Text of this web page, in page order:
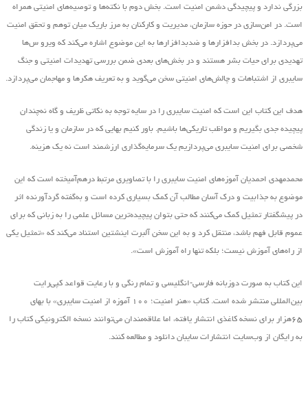
بزرگی ندارد و پیچیدگی دشمن امنیت است. بخش دوم با نکته‌ها و توصیه‌های امنیتی همراه
است. در امن‌سازی در حوزه‌ سازمان، مدیریت و کارکنان به مرز باریک میان توهم و تحقق امنیت
می‌پردازد. در بخش بدافزارها و ضدبدافزارها به این موضوع اشاره می‌کند که ویرو س‌ها
تهدیدی برای حیات بشر هستند و در بخش‌های بعدی ضمن بررسی تهدیدات امنیتی و جنگ
سایبری از اشتباهات و چالش‌های امنیتی سخن می‌گوید و به تعریف هکرها و مهاجمان می‌پردازد.
هدف این کتاب این است که امنیت سایبری را در سایه توجه به نکاتی ظریف و گاه نه‌چندان
پیچیده جدی بگیریم و مواظب تاریکی‌ها باشیم. باور کنیم بهایی که در سازمان و یا زندگی
شخصی برای امنیت سایبری می‌پردازیم یک سرمایه‌گذاری ارزشمند است نه یک هزینه.
محمدمهدی احمدیان آموزه‌های امنیت سایبری را با تصاویری مرتبط درهم‌آمیخته است که این
موضوع به جذابیت و درک آسان مطالب آن کمک بسیاری کرده است و به‌گفته گردآورنده اثر
در پیشگفتار تمثیل کمک می‌کنند که حتی بتوان پیچیده‌ترین مسائل علمی را به زبانی که برای
عموم قابل فهم باشد، منتقل کرد و به این سخن آلبرت اینشتین استناد می‌کند که «تمثیل یکی
از راه‌های آموزش نیست؛ بلکه تنها راه آموزش است».
این کتاب به صورت دوزبانه فارسی-انگلیسی و تمام رنگی و با رعایت قواعد کپی‌رایت
بین‌المللی منتشر شده است. کتاب «هنر امنیت؛ ۱۰۰ آموزه از امنیت سایبری» با بهای
۶۵هزار برای نسخه کاغذی انتشار یافته‌، اما علاقه‌مندان می‌توانند نسخه الکترونیکی کتاب را
به رایگان از وب‌سایت انتشارات سایبان دانلود و مطالعه کنند.